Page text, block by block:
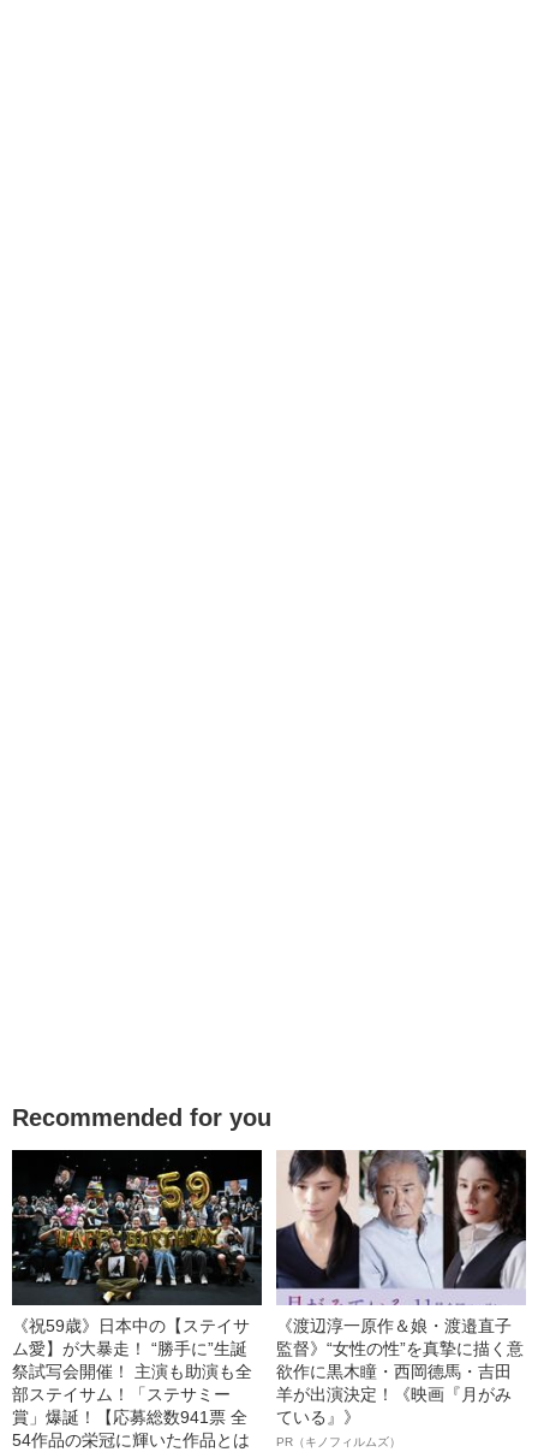
Recommended for you
《祝59歳》日本中の【ステイサ
ム愛】が大暴走！ “勝手に”生誕
祭試写会開催！ 主演も助演も全
部ステイサム！「ステサミー
賞」爆誕！【応募総数941票 全
54作品の栄冠に輝いた作品とは
《渡辺淳一原作＆娘・渡邉直子
監督》“女性の性”を真摯に描く意
欲作に黒木瞳・西岡德馬・吉田
羊が出演決定！《映画『月がみ
ている』》
PR（キノフィルムズ）